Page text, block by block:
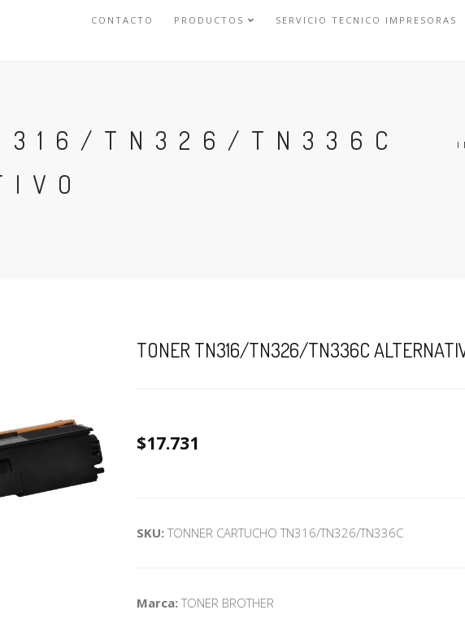
CONTACTO PRODUCTOS SERVICIO TECNICO IMPRESORAS
TN326/TN336C
TONER TN316/TN326/TN336C
$17.731
SKU:TONNER CARTUCHO TN316/TN326/TN336C
Marca:TONER BROTHER